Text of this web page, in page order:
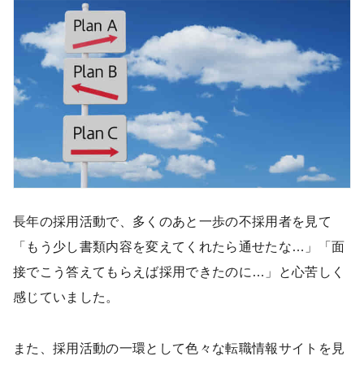
長年の採用活動で、多くのあと一歩の不採用者を見て
「もう少し書類内容を変えてくれたら通せたな…」「面
接でこう答えてもらえば採用できたのに…」と心苦しく
感じていました。
また、採用活動の一環として色々な転職情報サイトを見